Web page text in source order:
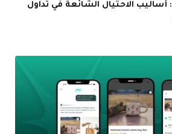
مراجعة Colbari.com: أساليب الاحتيال الشائعة في تداول